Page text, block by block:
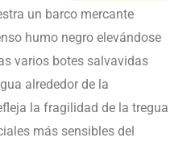
un barco mercante
humo negro elevándose
varios botes salvavidas
alrededor de la
la fragilidad de la tregua
más sensibles del